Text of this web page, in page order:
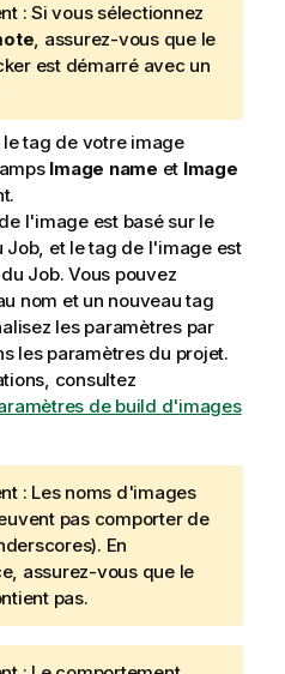
: Si vous sélectionnez
, assurez-vous que le
est démarré avec un
tag de votre image
Image name et Image
l'image est basé sur le
Job, et le tag de l'image est
Job. Vous pouvez
nom et un nouveau tag
les paramètres par
les paramètres du projet.
consultez
de build d'images
: Les noms d'images
pas comporter de
En
assurez-vous que le
pas.